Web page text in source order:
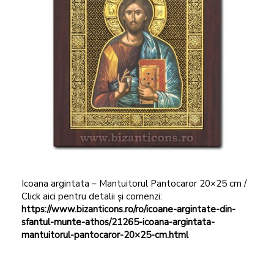
Icoana argintata – Mantuitorul Pantocaror 20×25 cm /
Click aici pentru detalii și comenzi:
https://www.bizanticons.ro/ro/icoane-argintate-din-
sfantul-munte-athos/21265-icoana-argintata-
mantuitorul-pantocaror-20×25-cm.html